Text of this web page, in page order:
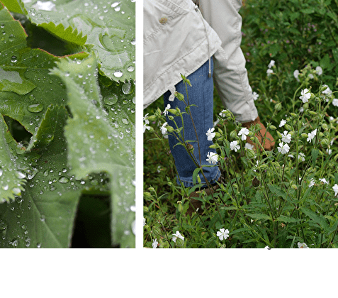
Exporter les lignes sélectionnées
Exporter toutes les colonnes
Exporter uniquement les colonnes affichées
Menu
Ajoutez un logo, un bouton, des réseaux sociaux
Cliquez pour éditer